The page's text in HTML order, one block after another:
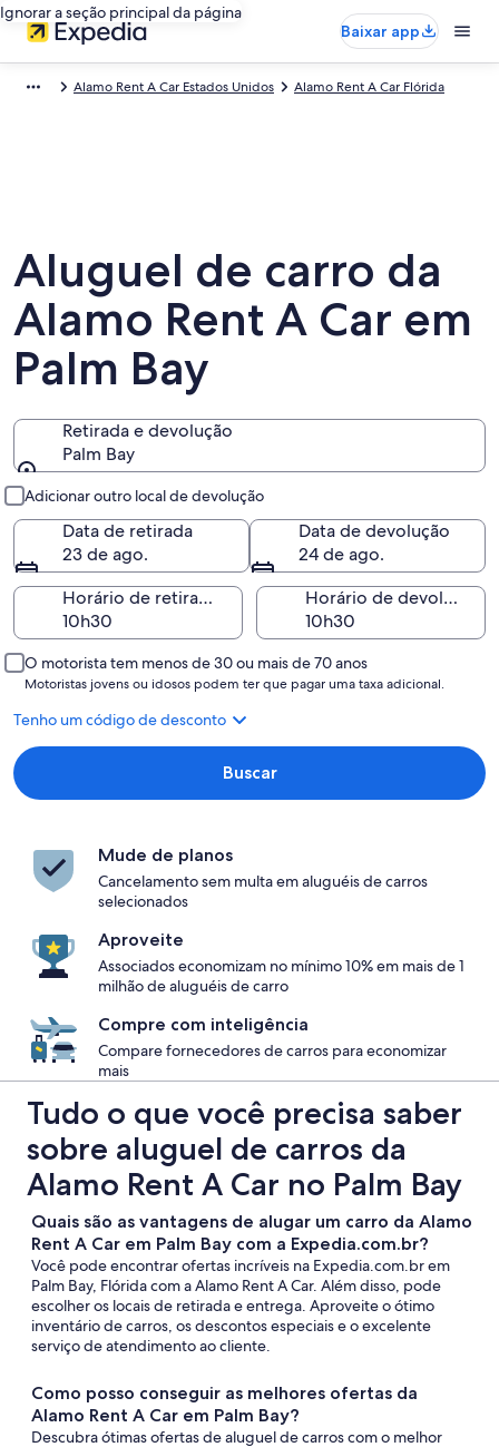
Ignorar a seção principal da página
Baixar app
Alamo Rent A Car Estados Unidos Alamo Rent A Car Flórida
Aluguel de carro da
Alamo Rent A Car em
Palm Bay
Retirada e devolução
Palm Bay
Adicionar outro local de devolução
Data de retirada
23 de ago.
Data de devolução
24 de ago.
Horário de retirada
Horário de devolução
O motorista tem menos de 30 ou mais de 70 anos
Motoristas jovens ou idosos podem ter que pagar uma taxa adicional.
Tenho um código de desconto
Buscar
Mude de planos
Cancelamento sem multa em aluguéis de carros
selecionados
Aproveite
Associados economizam no mínimo 10% em mais de 1
milhão de aluguéis de carro
Compre com inteligência
Compare fornecedores de carros para economizar
mais
Tudo o que você precisa saber
sobre aluguel de carros da
Alamo Rent A Car no Palm Bay
Quais são as vantagens de alugar um carro da Alamo
Rent A Car em Palm Bay com a Expedia.com.br?
Você pode encontrar ofertas incríveis na Expedia.com.br em
Palm Bay, Flórida com a Alamo Rent A Car. Além disso, pode
escolher os locais de retirada e entrega. Aproveite o ótimo
inventário de carros, os descontos especiais e o excelente
serviço de atendimento ao cliente.
Como posso conseguir as melhores ofertas da
Alamo Rent A Car em Palm Bay?
Descubra ótimas ofertas de aluguel de carros com o melhor